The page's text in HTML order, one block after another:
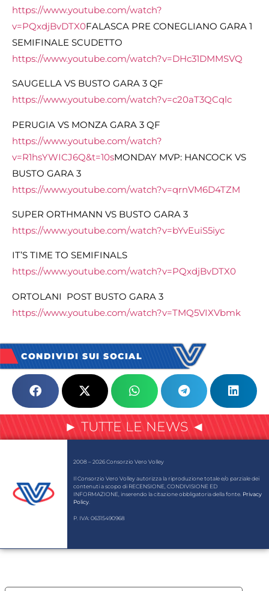
https://www.youtube.com/watch?
v=PQxdjBvDTX0FALASCA PRE CONEGLIANO GARA 1
SEMIFINALE SCUDETTO
https://www.youtube.com/watch?v=DHc31DMMSVQ
SAUGELLA VS BUSTO GARA 3 QF
https://www.youtube.com/watch?v=c20aT3QCqlc
PERUGIA VS MONZA GARA 3 QF
https://www.youtube.com/watch?
v=R1hsYWICJ6Q&t=10sMONDAY MVP: HANCOCK VS
BUSTO GARA 3
https://www.youtube.com/watch?v=qrnVM6D4TZM
SUPER ORTHMANN VS BUSTO GARA 3
https://www.youtube.com/watch?v=bYvEuiS5iyc
IT’S TIME TO SEMIFINALS
https://www.youtube.com/watch?v=PQxdjBvDTX0
ORTOLANI POST BUSTO GARA 3
https://www.youtube.com/watch?v=TMQ5VIXVbmk
CONDIVIDI SUI SOCIAL
► TUTTE LE NEWS ◄
2008 – 2026 Consorzio Vero Volley
Il Consorzio Vero Volley autorizza la riproduzione totale e/o parziale dei
contenuti a scopo di RECENSIONE, CONDIVISIONE ED
INFORMAZIONE, inserendo la citazione obbligatoria della fonte. Privacy
Policy
P. IVA: 06315490968